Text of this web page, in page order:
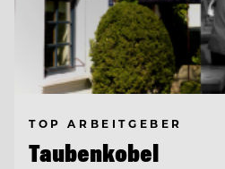
TOP ARBEITGEBER
Taubenkobel